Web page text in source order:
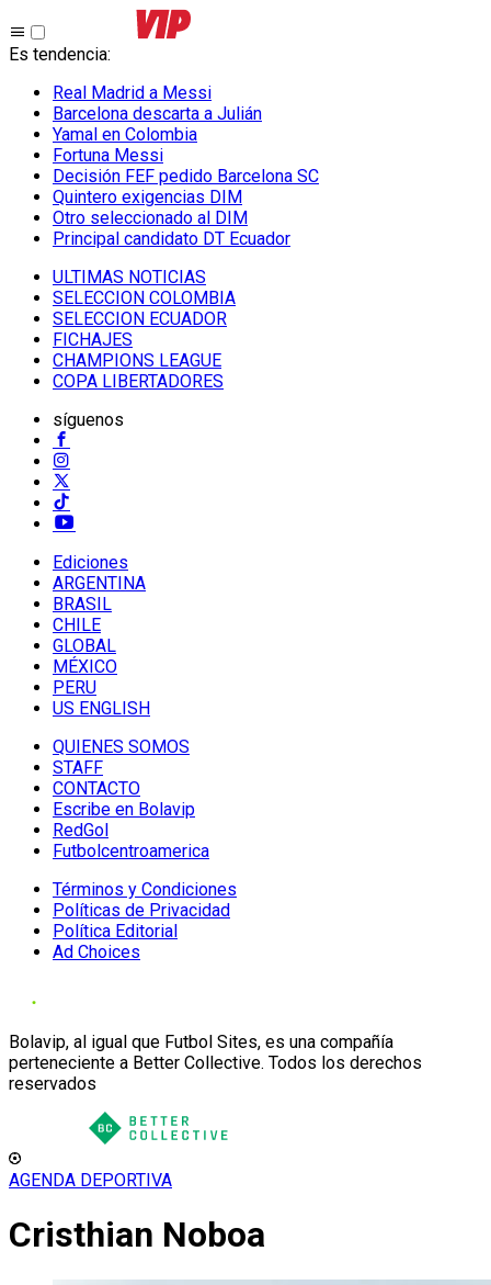
Es tendencia:
Real Madrid a Messi
Barcelona descarta a Julián
Yamal en Colombia
Fortuna Messi
Decisión FEF pedido Barcelona SC
Quintero exigencias DIM
Otro seleccionado al DIM
Principal candidato DT Ecuador
ULTIMAS NOTICIAS
SELECCION COLOMBIA
SELECCION ECUADOR
FICHAJES
CHAMPIONS LEAGUE
COPA LIBERTADORES
síguenos
Ediciones
ARGENTINA
BRASIL
CHILE
GLOBAL
MÉXICO
PERU
US ENGLISH
QUIENES SOMOS
STAFF
CONTACTO
Escribe en Bolavip
RedGol
Futbolcentroamerica
Términos y Condiciones
Políticas de Privacidad
Política Editorial
Ad Choices
Bolavip, al igual que Futbol Sites, es una compañía
perteneciente a Better Collective. Todos los derechos
reservados
AGENDA DEPORTIVA
Cristhian Noboa